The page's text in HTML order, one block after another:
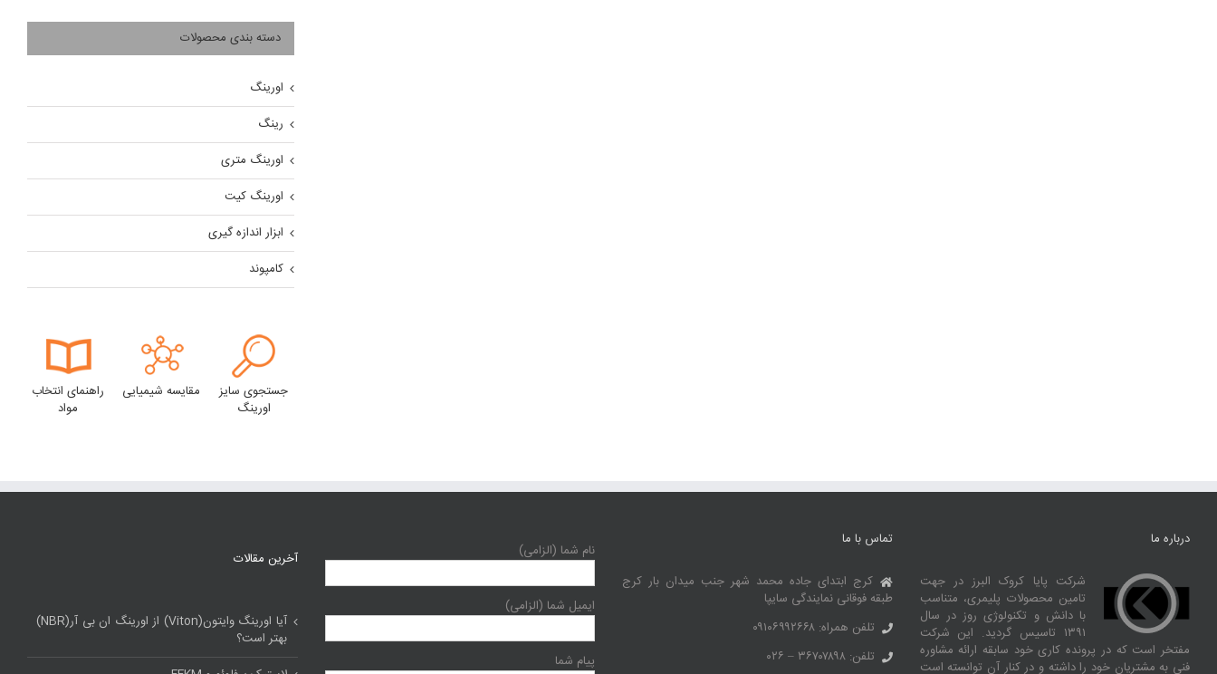
دسته بندی محصولات
اورینگ
رینگ
اورینگ متری
اورینگ کیت
ابزار اندازه گیری
کامپوند
جستجوی سایز
اورینگ
مقایسه شیمیایی
راهنمای انتخاب
مواد
درباره ما
شرکت پایا کروک البرز در جهت
تامین محصولات پلیمری، متناسب
با دانش و تکنولوژی روز در سال
۱۳۹۱ تاسیس گردید. این شرکت
مفتخر است که در پرونده کاری خود سابقه ارائه مشاوره
فنی به مشتریان خود را داشته و در کنار آن توانسته‌ است
تماس با ما
کرج ابتدای جاده محمد شهر جنب میدان بار کرج
طبقه فوقانی نمایندگی سایپا
تلفن همراه: ۰۹۱۰۶۹۹۲۶۶۸
تلفن: ۳۶۷۰۷۸۹۸ – ۰۲۶
نام شما (الزامی)
ایمیل شما (الزامی)
پیام شما
آخرین مقالات
آیا اورینگ وایتون(Viton) از اورینگ ان بی آر(NBR)
بهتر است؟